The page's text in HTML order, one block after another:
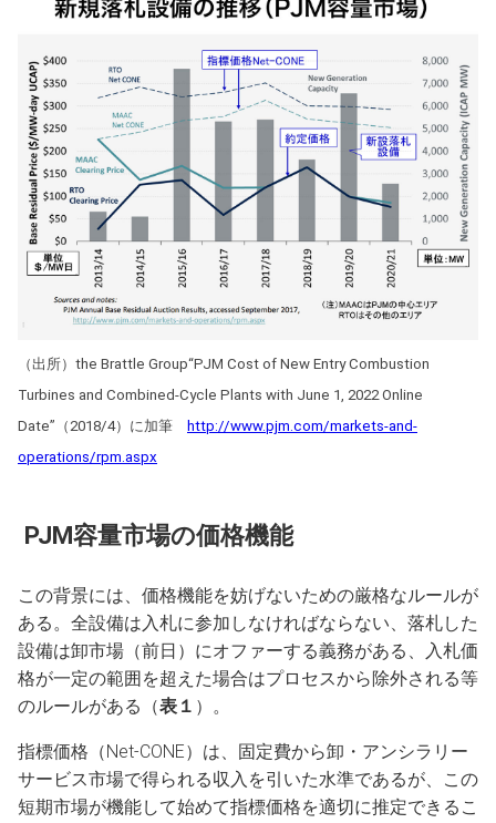
（出所）the Brattle Group“PJM Cost of New Entry Combustion
Turbines and Combined-Cycle Plants with June 1, 2022 Online
Date”（2018/4）に加筆
http://www.pjm.com/markets-and-
operations/rpm.aspx
PJM容量市場の価格機能
この背景には、価格機能を妨げないための厳格なルールが
ある。全設備は入札に参加しなければならない、落札した
設備は卸市場（前日）にオファーする義務がある、入札価
格が一定の範囲を超えた場合はプロセスから除外される等
のルールがある（表１ ）。
指標価格（Net-CONE）は、固定費から卸・アンシラリー
サービス市場で得られる収入を引いた水準であるが、この
短期市場が機能して始めて指標価格を適切に推定できるこ